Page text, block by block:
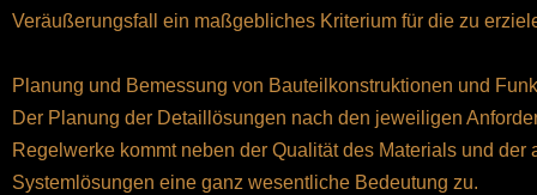
Veräußerungsfall ein maßgebliches Kriterium für die zu
Planung und Bemessung von Bauteilkonstruktionen und
Der Planung der Detaillösungen nach den jeweiligen
Regelwerke kommt neben der Qualität des Materials und der
Systemlösungen eine ganz wesentliche Bedeutung zu.